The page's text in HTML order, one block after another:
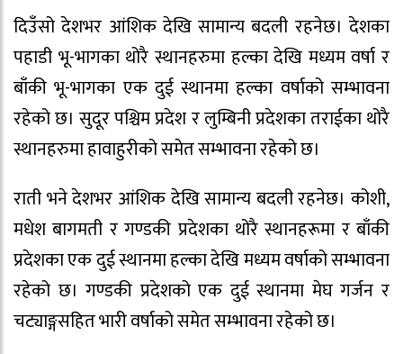
दिउँसो देशभर आंशिक देखि सामान्य बदली रहनेछ। देशका
पहाडी भू-भागका थोरै स्थानहरुमा हल्का देखि मध्यम वर्षा र
बाँकी भू-भागका एक दुई स्थानमा हल्का वर्षाको सम्भावना
रहेको छ। सुदूर पश्चिम प्रदेश र लुम्बिनी प्रदेशका तराईका थोरै
स्थानहरुमा हावाहुरीको समेत सम्भावना रहेको छ।
राती भने देशभर आंशिक देखि सामान्य बदली रहनेछ। कोशी,
मधेश बागमती र गण्डकी प्रदेशका थोरै स्थानहरूमा र बाँकी
प्रदेशका एक दुई स्थानमा हल्का देखि मध्यम वर्षाको सम्भावना
रहेको छ। गण्डकी प्रदेशको एक दुई स्थानमा मेघ गर्जन र
चट्याङ्गसहित भारी वर्षाको समेत सम्भावना रहेको छ।